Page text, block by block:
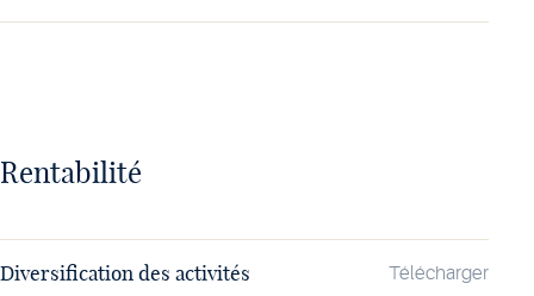
Rentabilité
Diversification des activités Télécharger